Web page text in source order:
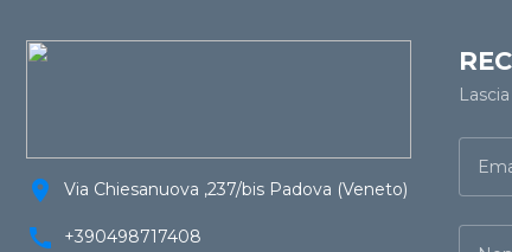
location_on Via Chiesanuova ,237/bis Padova (Veneto)
call +390498717408